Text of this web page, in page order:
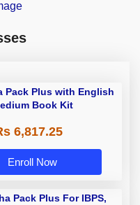
Pack Plus with English
Book Kit
6,817.25
Enroll Now
Pack Plus For IBPS,